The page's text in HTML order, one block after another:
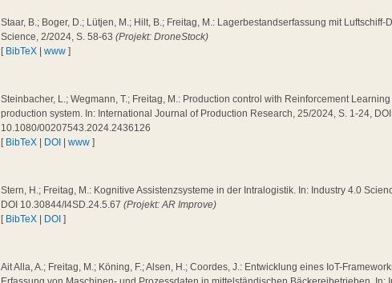
Staar, B.; Boger, D.; Lütjen, M.; Hilt, B.; Freitag, M.: Lagerbestandserfassung mit Luftschiff-
Science, 2/2024, S. 58-63(Projekt: DroneStock)
[ BibTeX |www ]
Steinbacher, L.; Wegmann, T.; Freitag, M.: Production control with Reinforcement
production system. In: International Journal of Production Research, 25/2024, S. 1-24, DOI
10.1080/00207543.2024.2436126
[ BibTeX DOI |www ]
Stern, H.; Freitag, M.: Kognitive Assistenzsysteme in der Intralogistik. In: Industry 4.0
DOI 10.30844/I4SD.24.5.67(Projekt: AR Improve)
[ BibTeX DOI ]
Ait Alla, A.; Freitag, M.; Köning, F.; Alsen, H.; Coordes, J.: Entwicklung eines IoT-